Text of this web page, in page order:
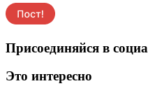
Присоединяйся в
Это интересно